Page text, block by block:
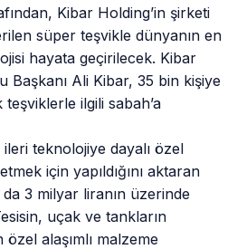
Kibar Holding’in şirketi
süper teşvikle dünyanın en
hayata geçirilecek. Kibar
Başkanı Ali Kibar, 35 bin kişiye
ilgili sabah’a
ileri teknolojiye dayalı özel
için yapıldığını aktaran
da 3 milyar liranın üzerinde
uçak ve tankların
alaşımlı malzeme